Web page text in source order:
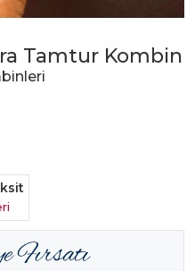
Tamtur Kombin